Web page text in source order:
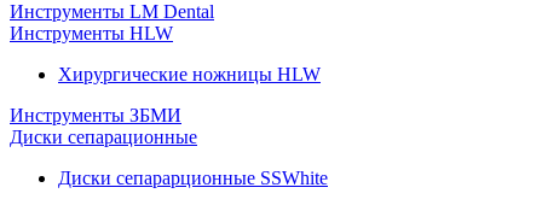
Инструменты LM Dental
Инструменты HLW
Хирургические ножницы HLW
Инструменты ЗБМИ
Диски сепарационные
Диски сепарарционные SSWhite